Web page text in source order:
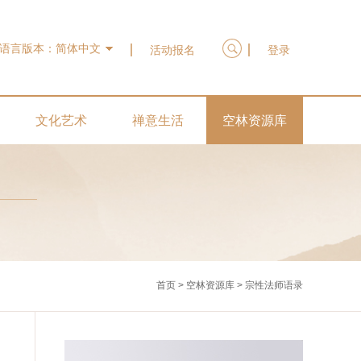
言版本： 简体中文 活动报名 登录
文化艺术 禅意生活 空林资源库
首页 > 空林资源库 > 宗性法师语录